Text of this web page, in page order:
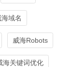
海域名
威海Robots
海关键词优化